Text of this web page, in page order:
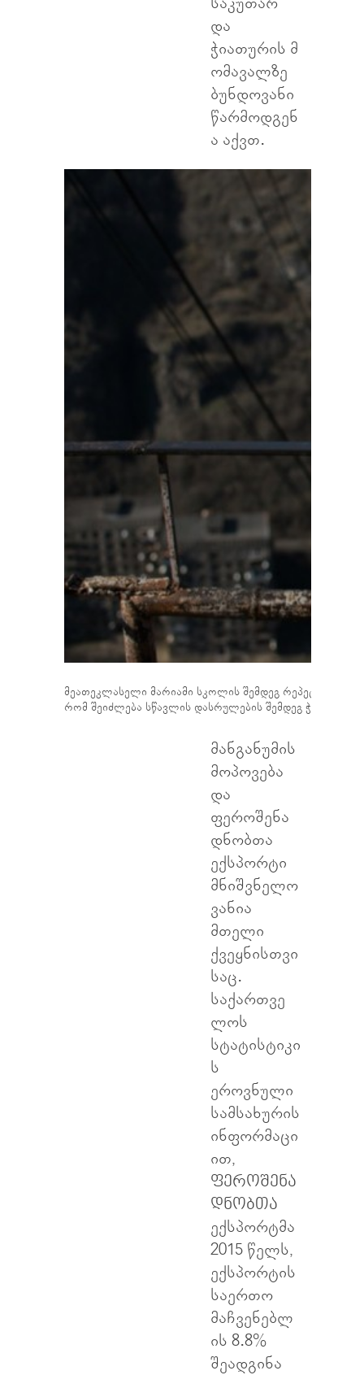
საკუთარ
და
ჭიათურის მ
ომავალზე
ბუნდოვანი
წარმოდგენ
ა აქვთ.
მეათეკლასელი მარიამი სკოლის შემდეგ
რომ შეიძლება სწავლის დასრულების შემდეგ
მანგანუმის
მოპოვება
და
ფეროშენა
დნობთა
ექსპორტი
მნიშვნელო
ვანია
მთელი
ქვეყნისთვი
საც.
საქართვე
ლოს
სტატისტიკი
ს
ეროვნული
სამსახურის
ინფორმაცი
ით,
ფეროშენა
დნობთა
ექსპორტმა
2015 წელს,
ექსპორტის
საერთო
მაჩვენებლ
ის 8.8%
შეადგინა